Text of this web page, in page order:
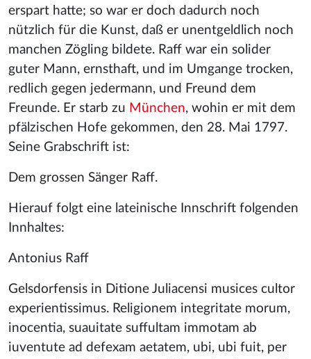
erspart hatte; so war er doch dadurch noch
nützlich für die Kunst, daß er unentgeldlich noch
manchen Zögling bildete. Raff war ein solider
guter Mann, ernsthaft, und im Umgange trocken,
redlich gegen jedermann, und Freund dem
Freunde. Er starb zu München, wohin er mit dem
pfälzischen Hofe gekommen, den 28. Mai 1797.
Seine Grabschrift ist:
Dem grossen Sänger Raff.
Hierauf folgt eine lateinische Innschrift folgenden
Innhaltes:
Antonius Raff
Gelsdorfensis in Ditione Juliacensi musices cultor
experientissimus. Religionem integritate morum,
inocentia, suauitate suffultam immotam ab
iuventute ad defexam aetatem, ubi, ubi fuit, per